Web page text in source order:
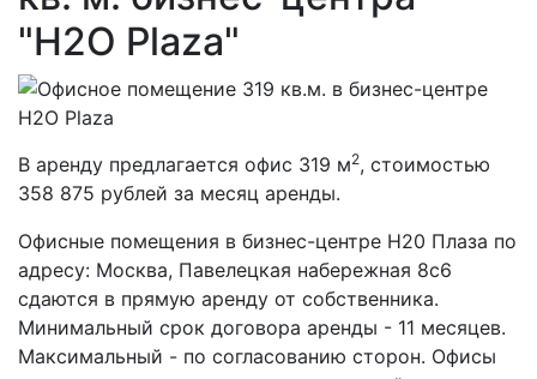
"H2O Plaza"
В аренду предлагается офис 319 м2, стоимостью
358 875 рублей за месяц аренды.
Офисные помещения в бизнес-центре H20 Плаза по
адресу: Москва, Павелецкая набережная 8с6
сдаются в прямую аренду от собственника.
Минимальный срок договора аренды - 11 месяцев.
Максимальный - по согласованию сторон. Офисы